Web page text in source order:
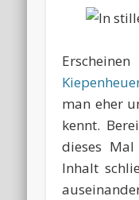
man eher
kennt.
dieses
Inhalt